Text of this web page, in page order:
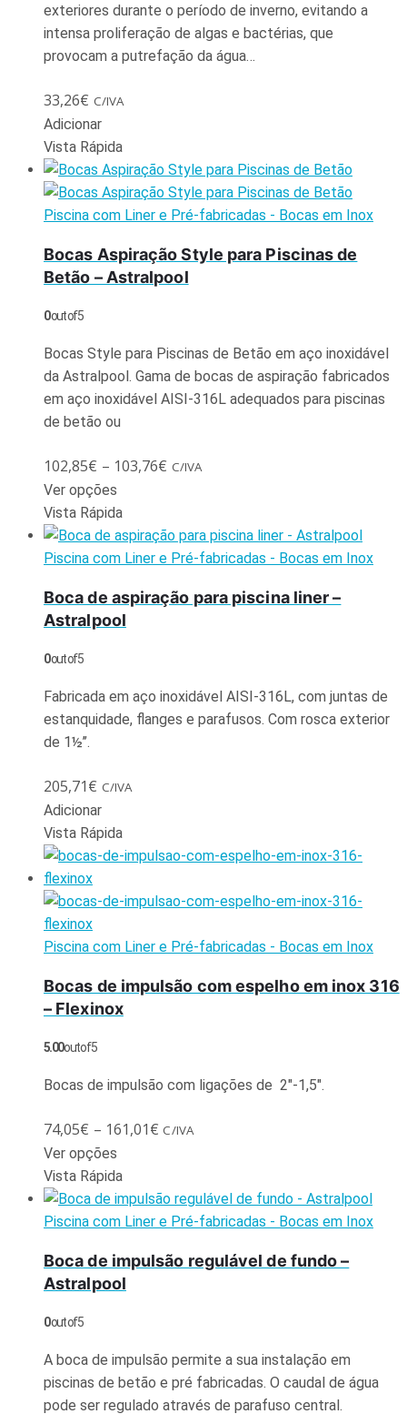
exteriores durante o período de inverno, evitando a
intensa proliferação de algas e bactérias, que
provocam a putrefação da água…
33,26€ C/IVA
Adicionar
Vista Rápida
Piscina com Liner e Pré-fabricadas - Bocas em Inox
Bocas Aspiração Style para Piscinas de
Betão – Astralpool
0out of 5
Bocas Style para Piscinas de Betão em aço inoxidável
da Astralpool. Gama de bocas de aspiração fabricados
em aço inoxidável AISI-316L adequados para piscinas
de betão ou
102,85€ – 103,76€ C/IVA
Ver opções
Vista Rápida
Piscina com Liner e Pré-fabricadas - Bocas em Inox
Boca de aspiração para piscina liner –
Astralpool
0out of 5
Fabricada em aço inoxidável AISI-316L, com juntas de
estanquidade, flanges e parafusos. Com rosca exterior
de 1½’’.
205,71€ C/IVA
Adicionar
Vista Rápida
Piscina com Liner e Pré-fabricadas - Bocas em Inox
Bocas de impulsão com espelho em inox 316
– Flexinox
5.00out of 5
Bocas de impulsão com ligações de 2″-1,5″.
74,05€ – 161,01€ C/IVA
Ver opções
Vista Rápida
Piscina com Liner e Pré-fabricadas - Bocas em Inox
Boca de impulsão regulável de fundo –
Astralpool
0out of 5
A boca de impulsão permite a sua instalação em
piscinas de betão e pré fabricadas. O caudal de água
pode ser regulado através de parafuso central.